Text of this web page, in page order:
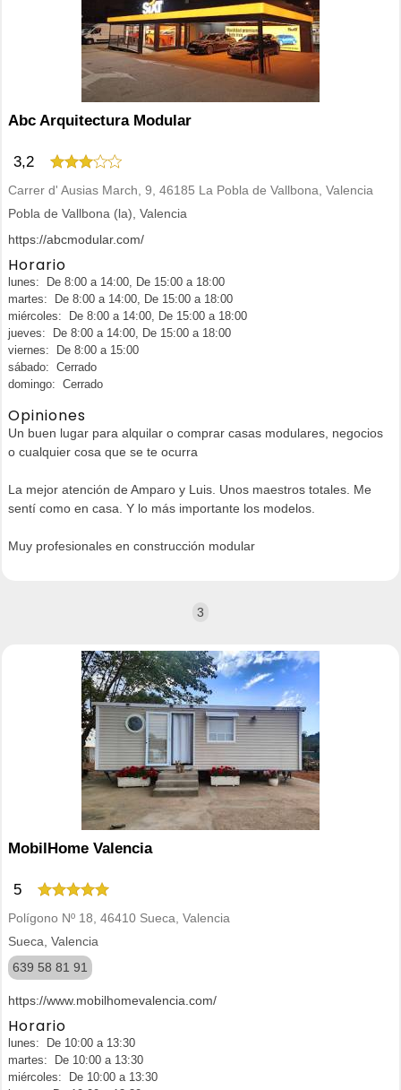
Abc Arquitectura Modular
3,2
Carrer d' Ausias March, 9, 46185 La Pobla de Vallbona, Valencia
Pobla de Vallbona (la), Valencia
https://abcmodular.com/
Horario
lunes: De 8:00 a 14:00, De 15:00 a 18:00
martes: De 8:00 a 14:00, De 15:00 a 18:00
miércoles: De 8:00 a 14:00, De 15:00 a 18:00
jueves: De 8:00 a 14:00, De 15:00 a 18:00
viernes: De 8:00 a 15:00
sábado: Cerrado
domingo: Cerrado
Opiniones
Un buen lugar para alquilar o comprar casas modulares, negocios
o cualquier cosa que se te ocurra
La mejor atención de Amparo y Luis. Unos maestros totales. Me
sentí como en casa. Y lo más importante los modelos.
Muy profesionales en construcción modular
3
MobilHome Valencia
5
Polígono Nº 18, 46410 Sueca, Valencia
Sueca, Valencia
639 58 81 91
https://www.mobilhomevalencia.com/
Horario
lunes: De 10:00 a 13:30
martes: De 10:00 a 13:30
miércoles: De 10:00 a 13:30